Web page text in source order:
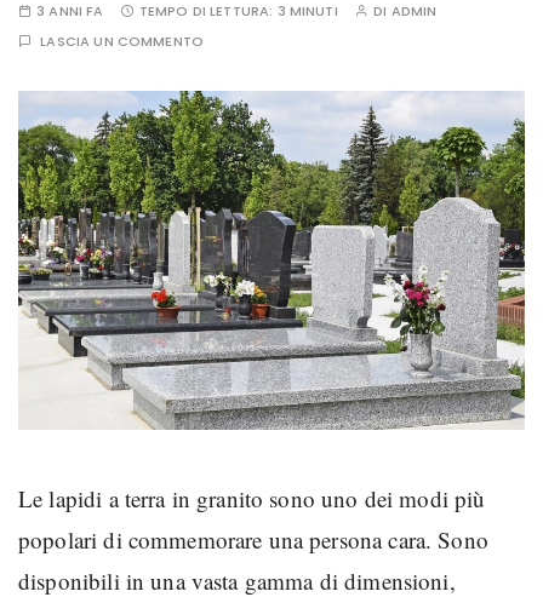
3 ANNI FA TEMPO DI LETTURA: 3 MINUTI DI ADMIN
LASCIA UN COMMENTO
Le lapidi a terra in granito sono uno dei modi più
popolari di commemorare una persona cara. Sono
disponibili in una vasta gamma di dimensioni,